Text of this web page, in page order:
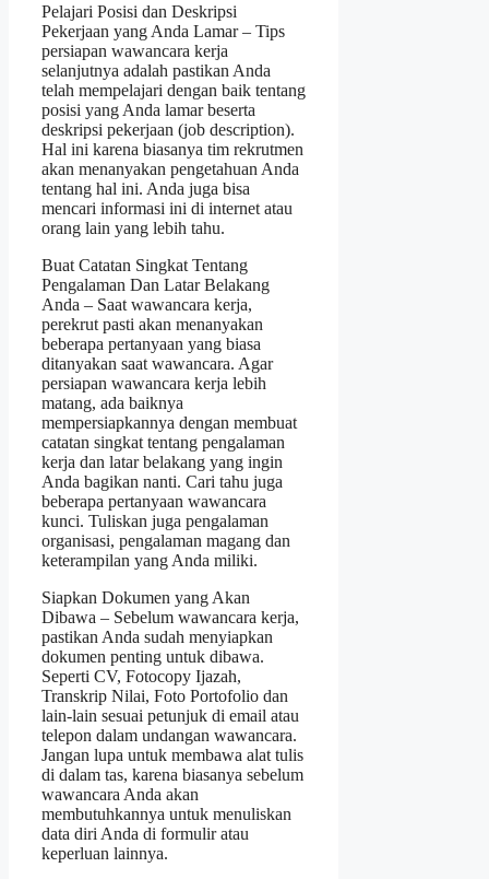
Pelajari Posisi dan Deskripsi
Pekerjaan yang Anda Lamar – Tips
persiapan wawancara kerja
selanjutnya adalah pastikan Anda
telah mempelajari dengan baik tentang
posisi yang Anda lamar beserta
deskripsi pekerjaan (job description).
Hal ini karena biasanya tim rekrutmen
akan menanyakan pengetahuan Anda
tentang hal ini. Anda juga bisa
mencari informasi ini di internet atau
orang lain yang lebih tahu.
Buat Catatan Singkat Tentang
Pengalaman Dan Latar Belakang
Anda – Saat wawancara kerja,
perekrut pasti akan menanyakan
beberapa pertanyaan yang biasa
ditanyakan saat wawancara. Agar
persiapan wawancara kerja lebih
matang, ada baiknya
mempersiapkannya dengan membuat
catatan singkat tentang pengalaman
kerja dan latar belakang yang ingin
Anda bagikan nanti. Cari tahu juga
beberapa pertanyaan wawancara
kunci. Tuliskan juga pengalaman
organisasi, pengalaman magang dan
keterampilan yang Anda miliki.
Siapkan Dokumen yang Akan
Dibawa – Sebelum wawancara kerja,
pastikan Anda sudah menyiapkan
dokumen penting untuk dibawa.
Seperti CV, Fotocopy Ijazah,
Transkrip Nilai, Foto Portofolio dan
lain-lain sesuai petunjuk di email atau
telepon dalam undangan wawancara.
Jangan lupa untuk membawa alat tulis
di dalam tas, karena biasanya sebelum
wawancara Anda akan
membutuhkannya untuk menuliskan
data diri Anda di formulir atau
keperluan lainnya.